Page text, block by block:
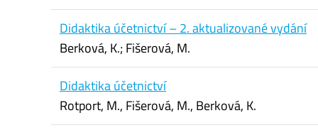
Didaktika účetnictví – 2. aktualizované vydání
Berková, K.; Fišerová, M.
Didaktika účetnictví
Rotport, M., Fišerová, M., Berková, K.